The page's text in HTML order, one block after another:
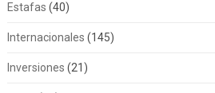
Estafas (40)
Internacionales (145)
Inversiones (21)